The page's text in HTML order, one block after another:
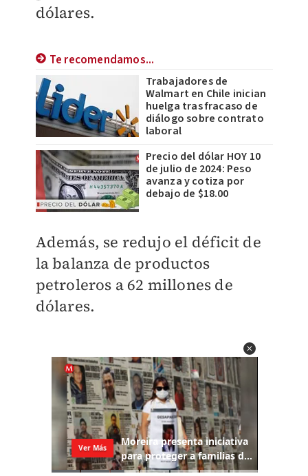
dólares.
Te recomendamos...
Trabajadores de
Walmart en Chile inician
huelga tras fracaso de
diálogo sobre contrato
laboral
Precio del dólar HOY 10
de julio de 2024: Peso
avanza y cotiza por
debajo de $18.00
Además, se redujo el déficit de
la balanza de productos
petroleros a 62 millones de
dólares.